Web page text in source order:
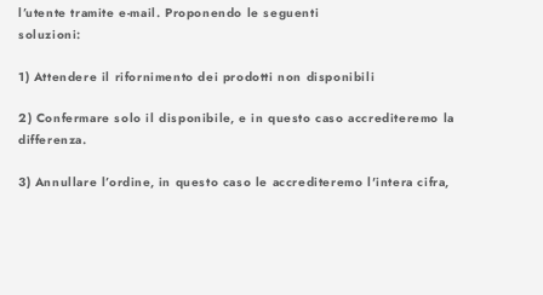
l’utente tramite e-mail. Proponendo le seguenti
1) Attendere il rifornimento dei prodotti non disponibili
2) Confermare solo il disponibile, e in questo caso accrediteremo la
differenza.
3) Annullare l’ordine, in questo caso le accrediteremo l'intera cifra,